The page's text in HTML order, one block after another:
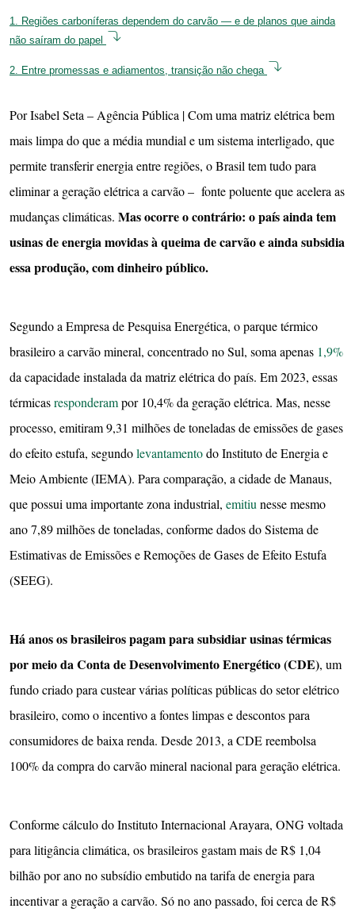
1.
Regiões carboníferas dependem do carvão — e de planos que ainda
não saíram do papel
2. Entre promessas e adiamentos, transição não chega
Por Isabel Seta – Agência Pública | Com uma matriz elétrica bem
mais limpa do que a média mundial e um sistema interligado, que
permite transferir energia entre regiões, o Brasil tem tudo para
eliminar a geração elétrica a carvão – fonte poluente que acelera as
mudanças climáticas. Mas ocorre o contrário: o país ainda tem
usinas de energia movidas à queima de carvão e ainda subsidia
essa produção, com dinheiro público.
Segundo a Empresa de Pesquisa Energética, o parque térmico
brasileiro a carvão mineral, concentrado no Sul, soma apenas 1,9%
da capacidade instalada da matriz elétrica do país. Em 2023, essas
térmicasresponderampor 10,4% da geração elétrica. Mas, nesse
processo, emitiram 9,31 milhões de toneladas de emissões de gases
do efeito estufa, segundolevantamentodo Instituto de Energia e
Meio Ambiente (IEMA). Para comparação, a cidade de Manaus,
que possui uma importante zona industrial, emitiu nesse mesmo
ano 7,89 milhões de toneladas, conforme dados do Sistema de
Estimativas de Emissões e Remoções de Gases de Efeito Estufa
(SEEG).
Há anos os brasileiros pagam para subsidiar usinas térmicas
por meio da Conta de Desenvolvimento Energético (CDE), um
fundo criado para custear várias políticas públicas do setor elétrico
brasileiro, como o incentivo a fontes limpas e descontos para
consumidores de baixa renda. Desde 2013, a CDE reembolsa
100% da compra do carvão mineral nacional para geração elétrica.
Conforme cálculo do Instituto Internacional Arayara, ONG voltada
para litigância climática, os brasileiros gastam mais de R$ 1,04
bilhão por ano no subsídio embutido na tarifa de energia para
incentivar a geração a carvão. Só no ano passado, foi cerca de R$